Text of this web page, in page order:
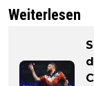
Weiterlesen